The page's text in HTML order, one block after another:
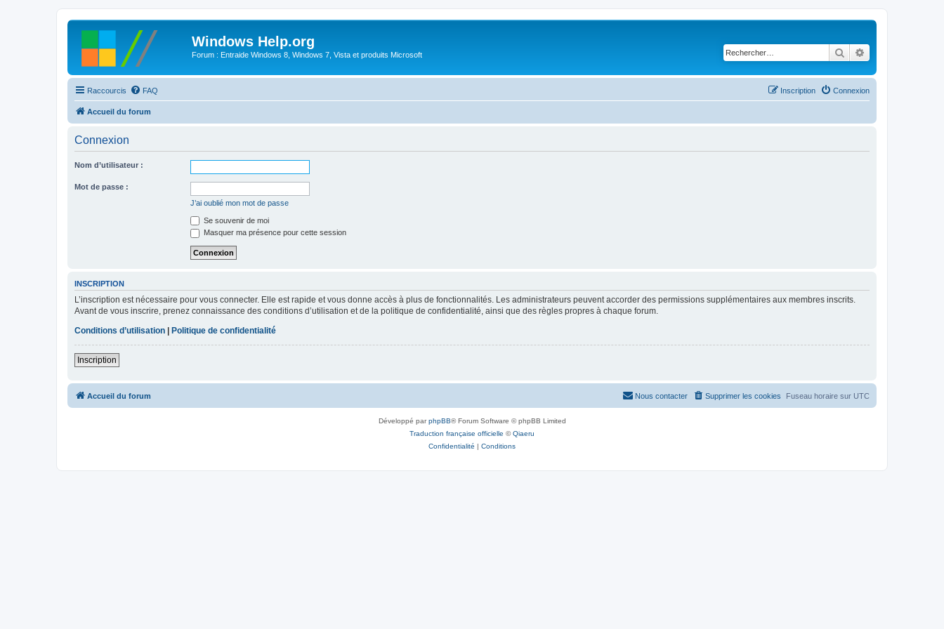
Windows Help.org
Forum : Entraide Windows 8, Windows 7, Vista et produits Microsoft Rechercher
Raccourcis FAQ Connexion
Inscription
Accueil du forum
Connexion
Nom d’utilisateur :
Mot de passe :
J’ai oublié mon mot de passe
Se souvenir de moi
Masquer ma présence pour cette session
INSCRIPTION
L’inscription est nécessaire pour vous connecter. Elle est rapide et vous donne accès à plus de fonctionnalités. Les administrateurs peuvent accorder des permissions supplémentaires aux membres inscrits.
Avant de vous inscrire, prenez connaissance des conditions d’utilisation et de la politique de confidentialité, ainsi que des règles propres à chaque forum.
Conditions d’utilisation
Politique de confidentialité
Inscription
Accueil du forum Fuseau horaire sur UTC
Supprimer les cookies
Nous contacter
Développé parphpBB® Forum Software © phpBB Limited
Traduction française officielle ©Qiaeru
Confidentialité | Conditions